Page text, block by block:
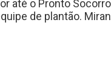
até o Pronto
de plantão.